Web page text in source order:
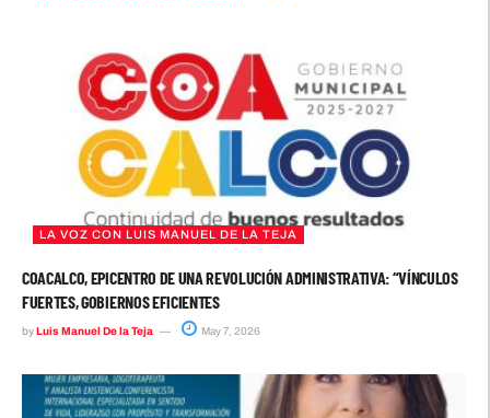
LA VOZ CON LUIS MANUEL DE LA TEJA
COACALCO, EPICENTRO DE UNA REVOLUCIÓN ADMINISTRATIVA: “VÍNCULOS
FUERTES, GOBIERNOS EFICIENTES
byLuis Manuel De la Teja May 7, 2026